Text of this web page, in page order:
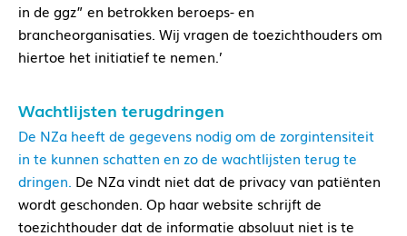
in de ggz” en betrokken beroeps- en
brancheorganisaties. Wij vragen de toezichthouders om
hiertoe het initiatief te nemen.’
Wachtlijsten terugdringen
De NZa heeft de gegevens nodig om de zorgintensiteit
in te kunnen schatten en zo de wachtlijsten terug te
dringen. De NZa vindt niet dat de privacy van patiënten
wordt geschonden. Op haar website schrijft de
toezichthouder dat de informatie absoluut niet is te